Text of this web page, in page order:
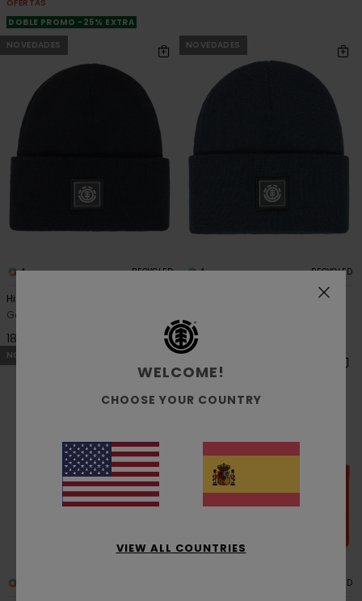
OFERTAS
DOBLE PROMO -25% EXTRA
NOVEDADES
4 RECYCLED
High Icon Y
Gorro clásico Negro Unisex
18,00 €
NOVEDADES
4 RECYCLED
18,00 €
NOVEDADES
RECYCLED
WELCOME!
CHOOSE YOUR COUNTRY
VIEW ALL COUNTRIES